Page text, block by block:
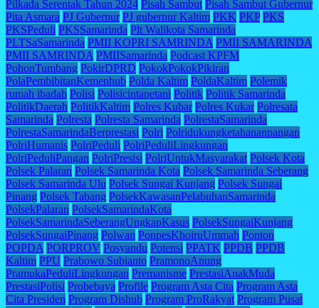
Pilkada Serentak Tahun 2024 Pisah Sambut Pisah Sambut Gubernur
Pita Asmara PJ Gubernur PJ gubernur Kaltim PKK PKP PKS
PKSPeduli PKSSamarinda Plt Walikota Samarinda
PLTSaSamarinda PMII KOPRI SAMRINDA PMII SAMARINDA
PMII SAMRINDA PMIISamarinda Podcast KPFM
PohonTumbang PokirDPRD PokokPokokPikiran
PolaPembibitanKemenhub Polda Kaltim PoldaKaltim Polemik
rumah ibadah Polisi Polisicintapetani Politik Politik Samarinda
PolitikDaerah PolitikKaltim Polres Kubar Polres Kukar Polresata
Samarinda Polresta Polresta Samarinda PolrestaSamarinda
PolrestaSamarindaBerprestasi Polri Polridukungketahananpangan
PolriHumanis PolriPeduli PolriPeduliLingkungan
PolriPeduliPangan PolriPresisi PolriUntukMasyarakat Polsek Kota
Polsek Palaran Polsek Samarinda Kota Polsek Samarinda Seberang
Polsek Samarinda Ulu Polsek Sungai Kunjang Polsek Sungai
Pinang Polsek Tabang PolsekKawasanPelabuhanSamarinda
PolsekPalaran PolsekSamarindaKota
PolsekSamarindaSeberangUngkapKasus PolsekSungaiKunjang
PolsekSungaiPinang Polwan PonpesKhoiruUmmah Ponton
POPDA PORPROV Posyandu Potensi PPATK PPDB PPDB
Kaltim PPU Prabowo Subianto PramonoAnung
PramukaPeduliLingkungan Premanisme PrestasiAnakMuda
PrestasiPolisi Probebaya Profile Program Asta Cita Program Asta
Cita Presiden Program Dishub Program ProRakyat Program Pusat